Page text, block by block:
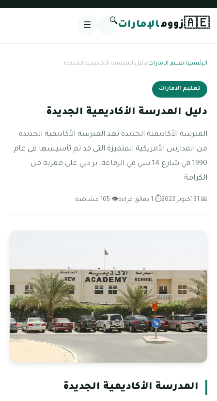
🇦🇪زوومالإمارات🔍
☰
الرئيسية/تعليم الامارات/دليل المدرسة الأكاديمية الجديدة
تعليم الامارات
دليل المدرسة الأكاديمية الجديدة
المدرسة الأكاديمية الجديدة تعد المدرسة الأكاديمية الجديدة
من المدارس الأمريكية المتميزة التي قد تم تأسيسها في عام
1990 في شارع 14 سي في الرفاعة، بر دبي على مقربة من
الكرامة
📅 31 أكتوبر 2022 ⏱ 1 دقائق قراءة 👁 105 مشاهدة
المدرسة الأكاديمية الجديدة